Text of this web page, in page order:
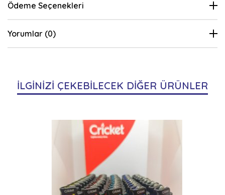
Ödeme Seçenekleri
Yorumlar (0)
İLGİNİZİ ÇEKEBİLECEK DİĞER ÜRÜNLER